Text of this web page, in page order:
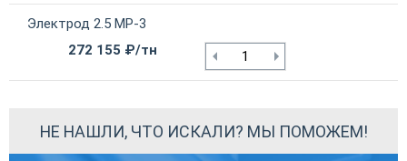
Электрод 2.5 МР-3
272 155 ₽/тн
НЕ НАШЛИ, ЧТО ИСКАЛИ? МЫ ПОМОЖЕМ!